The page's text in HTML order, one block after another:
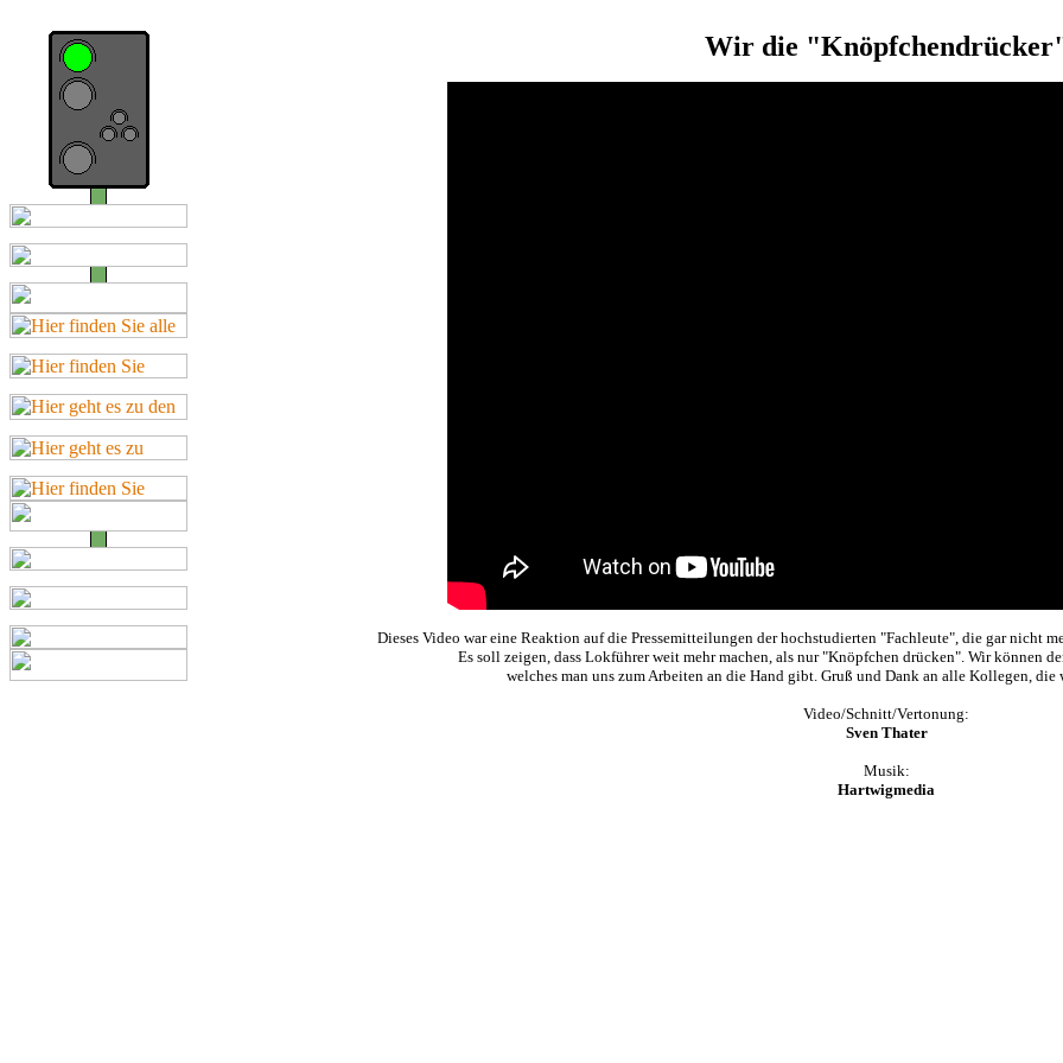
Wir die
Dieses Video war eine Reaktion auf die Pressemitteilungen der hochstudierten "Fachleute", die gar nicht
Es soll zeigen, dass Lokführer weit mehr machen, als nur "Knöpfchen drücken". Wir können
welches man uns zum Arbeiten an die Hand gibt. Gruß und Dank an alle Kollegen,
Video/Schnitt/Vertonung:
Sven Thater
Musik:
Hartwigmedia